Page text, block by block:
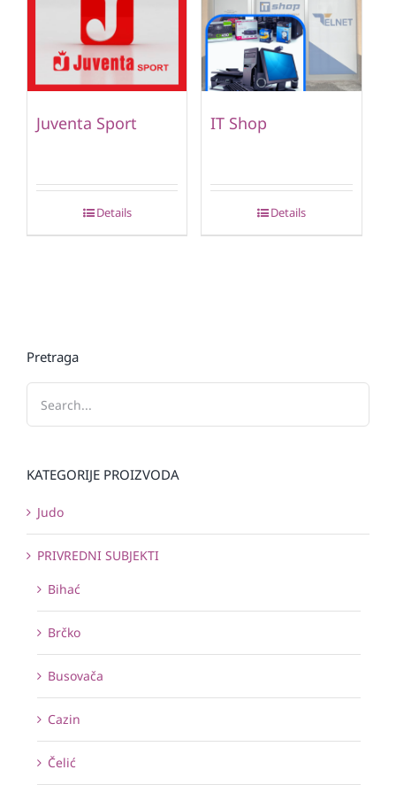
Juventa Sport
Details
IT Shop
Details
Pretraga
KATEGORIJE PROIZVODA
Judo
PRIVREDNI SUBJEKTI
Bihać
Brčko
Busovača
Cazin
Čelić